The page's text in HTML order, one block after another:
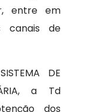
entre em
canais de
DE
a Td
dos